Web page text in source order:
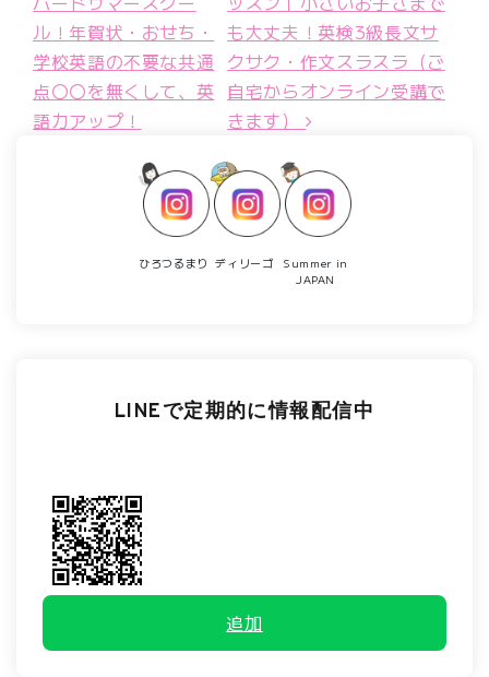
ル！年賀状・おせち・
学校英語の不要な共通
点〇〇を無くして、英
語力アップ！
も大丈夫！英検3級長文サ
クサク・作文スラスラ（ご
自宅からオンライン受講で
きます）
ひろつるまり ディリーゴ
Summer in
JAPAN
LINEで定期的に情報配信中
追加